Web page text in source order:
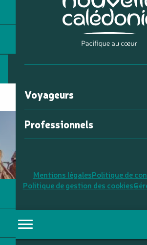
Voyageurs
Professionnels
Mentions légalesPolitique de
Politique de gestion des cookies